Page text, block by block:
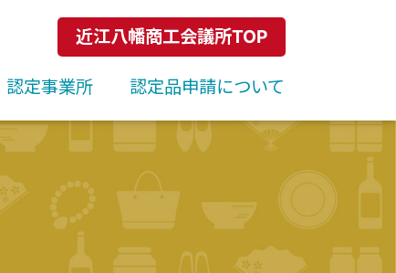
近江八幡商工会議所TOP
認定事業所 認定品申請について